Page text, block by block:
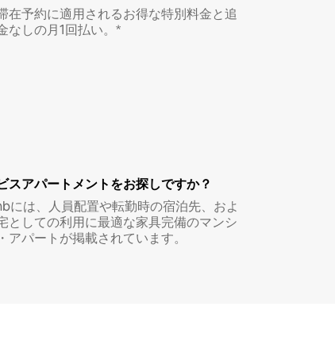
在予約に適用されるお得な特別料金と追
なしの月1回払い。*
スアパートメントをお探しですか？
には、人員配置や転勤時の宿泊先、およ
としての利用に最適な家具完備のマンシ
アパートが掲載されています。